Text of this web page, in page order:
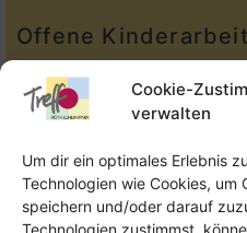
Cookie-
verwalten
Um dir ein optimales Erlebnis
Technologien wie Cookies, um
speichern und/oder darauf
Technologien zustimmst,
Offene
Tel.:Telefon: 09131-610749
E-Mail:oka@treffpunkt-
Offene